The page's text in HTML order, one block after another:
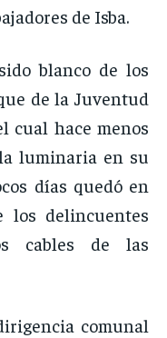
de Isba.
blanco de los
de la Juventud
cual hace menos
luminaria en su
días quedó en
los delincuentes
cables de las
comunal